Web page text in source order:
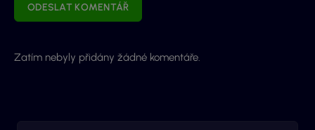
ODESLAT KOMENTÁŘ
Zatím nebyly přidány žádné komentáře.